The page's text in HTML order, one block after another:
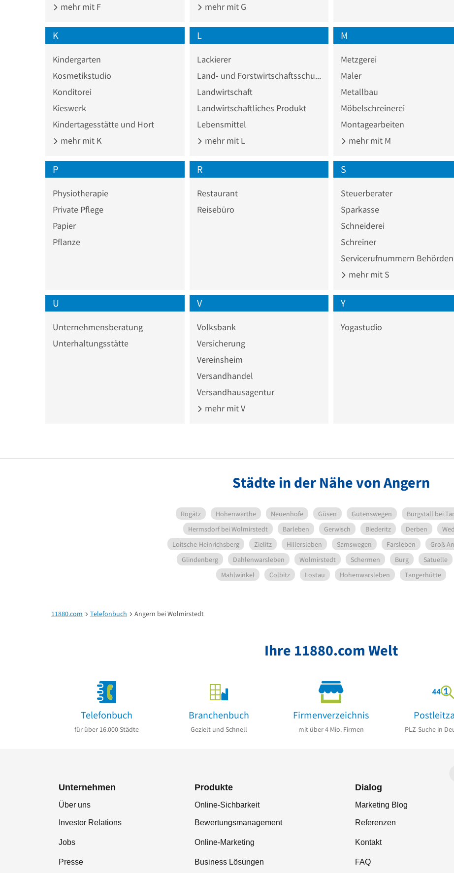
mehr mit F
mehr mit G
K
Kindergarten
Kosmetikstudio
Konditorei
Kieswerk
Kindertagesstätte und Hort
mehr mit K
L
Lackierer
Land- und Forstwirtschaftsschule
Landwirtschaft
Landwirtschaftliches Produkt
Lebensmittel
mehr mit L
M
Metzgerei
Maler
Metallbau
Möbelschreinerei
Montagearbeiten
mehr mit M
P
Physiotherapie
Private Pflege
Papier
Pflanze
R
Restaurant
Reisebüro
S
Steuerberater
Sparkasse
Schneiderei
Schreiner
Servicerufnummern Behörden
mehr mit S
U
Unternehmensberatung
Unterhaltungsstätte
V
Volksbank
Versicherung
Vereinsheim
Versandhandel
Versandhausagentur
mehr mit V
Y
Yogastudio
Städte in der Nähe von Angern
Rogätz Hohenwarthe Neuenhofe Güsen Gutenswegen
Burgstall bei
Hermsdorf bei Wolmirstedt
Barleben Gerwisch Biederitz Derben
Loitsche-Heinrichsberg
Zielitz Hillersleben Samswegen Farsleben
Groß
Glindenberg
Dahlenwarsleben Wolmirstedt Schermen Burg Satuelle
Mahlwinkel
Colbitz Lostau Hohenwarsleben Tangerhütte
11880.com Telefonbuch Angern bei Wolmirstedt
Ihre 11880.com Welt
Telefonbuch
für über 16.000 Städte
Branchenbuch
Gezielt und Schnell
Firmenverzeichnis
mit über 4 Mio. Firmen PLZ-Suche in
Unternehmen
Über uns
Investor Relations
Jobs
Presse
Produkte
Online-Sichbarkeit
Bewertungsmanagement
Online-Marketing
Business Lösungen
Dialog
Marketing Blog
Referenzen
Kontakt
FAQ